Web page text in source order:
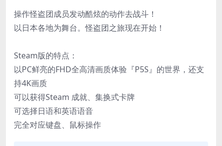
操作怪盗团成员发动酷炫的动作去战斗！
以日本各地为舞台。怪盗团之旅现在开始！
Steam版的特点：
以PC鲜亮的FHD全高清画质体验『P5S』的世界，还支
持4K画质
可以获得Steam 成就、集换式卡牌
可选择日语和英语语音
完全对应键盘、鼠标操作